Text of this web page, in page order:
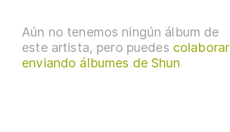
Aún no tenemos ningún álbum de
este artista, pero puedes colaborar
enviando álbumes de Shun